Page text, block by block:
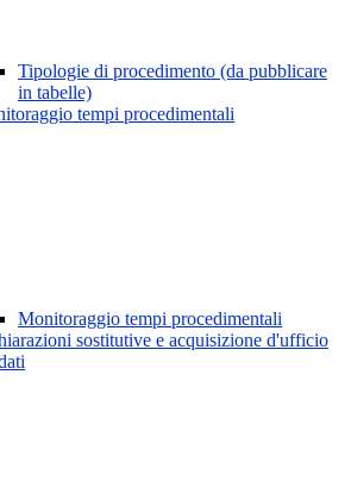
Tipologie di procedimento (da pubblicare
in tabelle)
tempi procedimentali
Monitoraggio tempi procedimentali
sostitutive e acquisizione d'ufficio